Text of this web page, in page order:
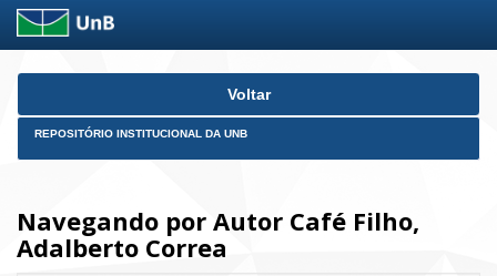
Skip
Voltar
REPOSITÓRIO INSTITUCIONAL DA UNB
Navegando por Autor Café Filho,
Adalberto Correa